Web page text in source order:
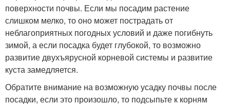
поверхности почвы. Если мы посадим растение
слишком мелко, то оно может пострадать от
неблагоприятных погодных условий и даже погибнуть
зимой, а если посадка будет глубокой, то возможно
развитие двухъярусной корневой системы и развитие
куста замедляется.
Обратите внимание на возможную усадку почвы после
посадки, если это произошло, то подсыпьте к корням